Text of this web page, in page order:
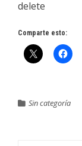
delete
Comparte esto:
Sin categoría